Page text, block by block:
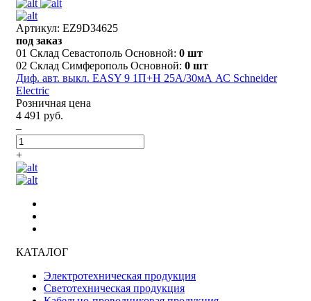
Артикул: EZ9D34625
под заказ
01 Склад Севастополь Основной: 0 шт
02 Склад Симферополь Основной: 0 шт
Диф. авт. выкл. EASY 9 1П+Н 25А/30мА АС Schneider
Electric
Розничная цена
4 491 руб.
–
+
КАТАЛОГ
Электротехническая продукция
Светотехническая продукция